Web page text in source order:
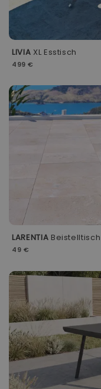
LIVIA XL Esstisch
499 €
LARENTIA Beistelltisch
49 €